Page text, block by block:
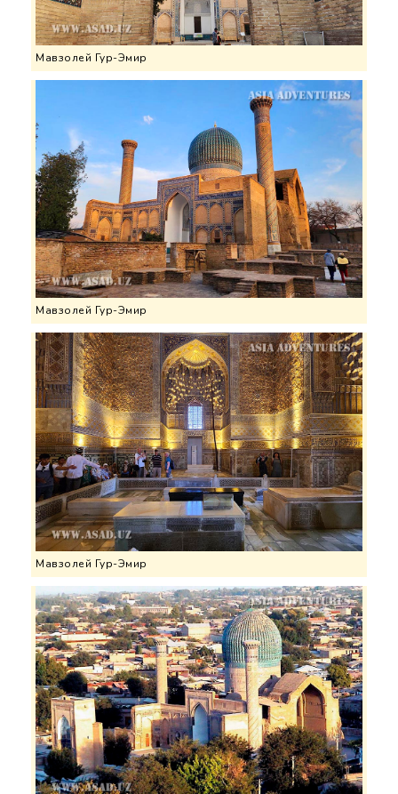
Мавзолей Гур-Эмир
Мавзолей Гур-Эмир
Мавзолей Гур-Эмир